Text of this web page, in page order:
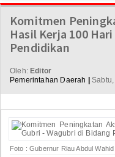
Komitmen
Hasil Kerja 100
Pendidikan
Oleh: Editor
Pemerintahan Daerah
Foto : Gubernur Riau Abdul